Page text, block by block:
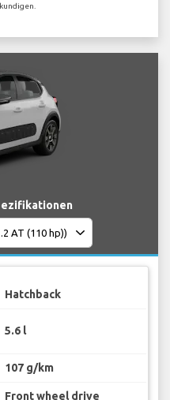
Hatchback
5.6 l
107 g/km
Front wheel drive